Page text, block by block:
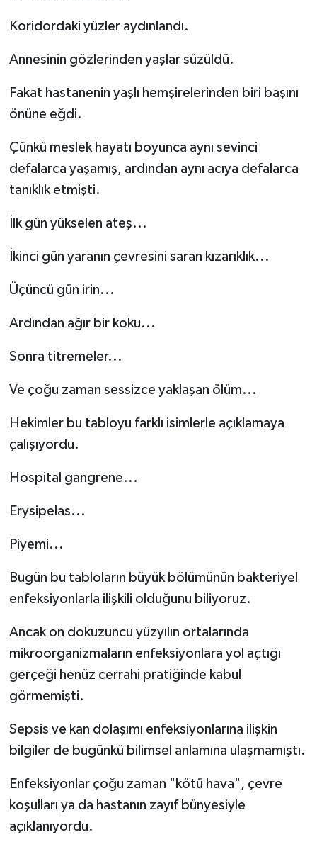
Koridordaki yüzler aydınlandı.
Annesinin gözlerinden yaşlar süzüldü.
Fakat hastanenin yaşlı hemşirelerinden biri başını
önüne eğdi.
Çünkü meslek hayatı boyunca aynı sevinci
defalarca yaşamış, ardından aynı acıya defalarca
tanıklık etmişti.
İlk gün yükselen ateş...
İkinci gün yaranın çevresini saran kızarıklık...
Üçüncü gün irin...
Ardından ağır bir koku...
Sonra titremeler...
Ve çoğu zaman sessizce yaklaşan ölüm...
Hekimler bu tabloyu farklı isimlerle açıklamaya
çalışıyordu.
Hospital gangrene...
Erysipelas...
Piyemi...
Bugün bu tabloların büyük bölümünün bakteriyel
enfeksiyonlarla ilişkili olduğunu biliyoruz.
Ancak on dokuzuncu yüzyılın ortalarında
mikroorganizmaların enfeksiyonlara yol açtığı
gerçeği henüz cerrahi pratiğinde kabul
görmemişti.
Sepsis ve kan dolaşımı enfeksiyonlarına ilişkin
bilgiler de bugünkü bilimsel anlamına ulaşmamıştı.
Enfeksiyonlar çoğu zaman "kötü hava", çevre
koşulları ya da hastanın zayıf bünyesiyle
açıklanıyordu.